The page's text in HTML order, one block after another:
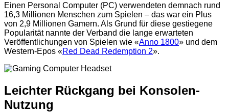
Einen Personal Computer (PC) verwendeten demnach rund
16,3 Millionen Menschen zum Spielen – das war ein Plus
von 2,9 Millionen Gamern. Als Grund für diese gestiegene
Popularität nannte der Verband die lange erwarteten
Veröffentlichungen von Spielen wie «Anno 1800» und dem
Western-Epos «Red Dead Redemption 2».
Leichter Rückgang bei Konsolen-
Nutzung